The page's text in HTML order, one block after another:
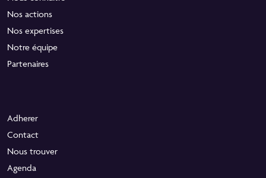
Nos actions
Nos expertises
Notre équipe
Partenaires
Adherer
Contact
Nous trouver
Agenda